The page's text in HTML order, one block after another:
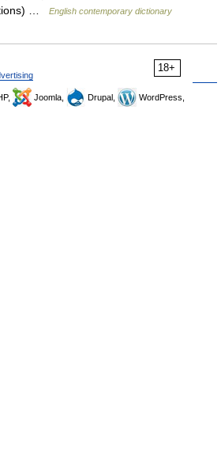
…
English contemporary dictionary
18+
Joomla, Drupal,
WordPress,